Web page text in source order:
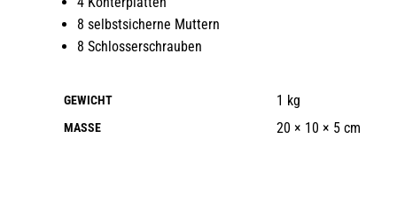
8 selbstsicherne Muttern
8 Schlosserschrauben
GEWICHT 1 kg
MASSE 20 × 10 × 5 cm